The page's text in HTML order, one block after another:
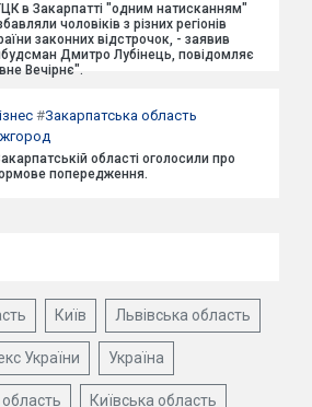
в Закарпатті "одним натисканням"
чоловіків з різних регіонів
законних відстрочок, - заявив
Дмитро Лубінець, повідомляє
Вечірнє".
#Закарпатська область
області оголосили про
попередження.
Київ Львівська область
України Україна
область Київська область